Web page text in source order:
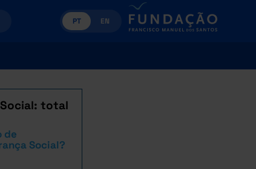
PT EN
total
de
Social?